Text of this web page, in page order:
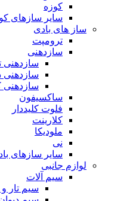
کوزه
سایر سازهای
ساز های بادی
ترومپت
سازدهنی
سازدهنی
سازدهنی
سازدهنی
ساکسیفون
فلوت کلیددار
کلارینت
ملودیکا
نی
سایر سازهای
لوازم جانبی
سیم آلات
سیم تار و